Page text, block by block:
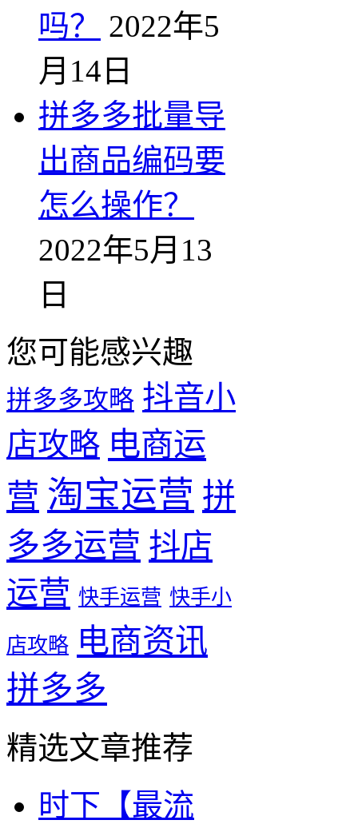
吗？
2022年5
月14日
拼多多批量导
出商品编码要
怎么操作？
2022年5月13
日
您可能感兴趣
拼多多攻略 抖音小
店攻略 电商运
营 淘宝运营 拼
多多运营 抖店
运营 快手运营 快手小
店攻略 电商资讯
拼多多
精选文章推荐
时下【最流